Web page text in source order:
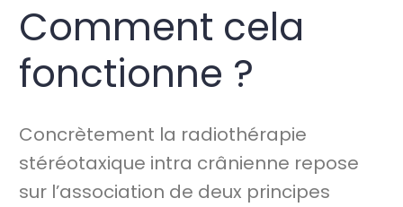
Comment cela
fonctionne ?
Concrètement la radiothérapie
stéréotaxique intra crânienne repose
sur l’association de deux principes